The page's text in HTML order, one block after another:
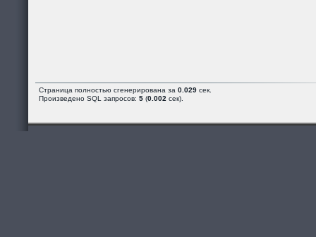
Страница полностью сгенерирована за 0.029 сек.
Произведено SQL запросов: 5 (0.002 сек).